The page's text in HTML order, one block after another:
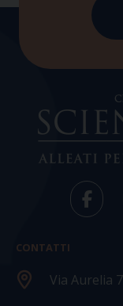
CONTATTI
Via Aurelia